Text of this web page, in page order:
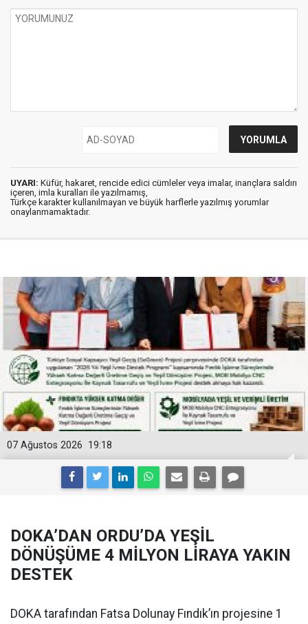
UYARI: Küfür, hakaret, rencide edici cümleler veya imalar, inançlara saldırı
içeren, imla kuralları ile yazılmamış,
Türkçe karakter kullanılmayan ve büyük harflerle yazılmış yorumlar
onaylanmamaktadır.
19:18
07 Ağustos 2026
DOKA’DAN ORDU’DA YEŞİL
DÖNÜŞÜME 4 MİLYON LİRAYA YAKIN
DESTEK
DOKA tarafından Fatsa Dolunay Fındık’ın projesine 1